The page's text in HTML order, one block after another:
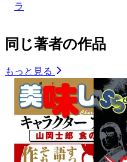
ラ
同じ著者の作品
もっと見る